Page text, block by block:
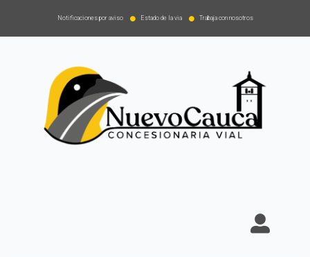
Notificaciones por aviso Estado de la via Trabaja con nosotros